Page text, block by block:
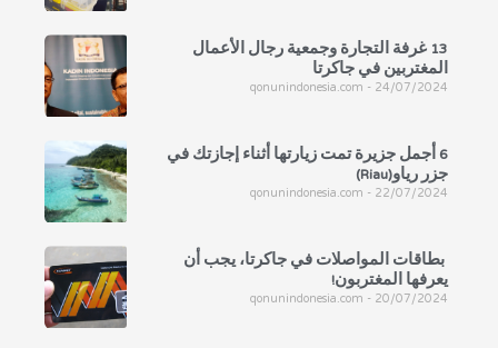
13 غرفة التجارة وجمعية رجال الأعمال
المغتربين في جاكرتا
qonunindonesia.com 24/07/2024
6 أجمل جزيرة تمت زيارتها أثناء إجازتك في
جزر رياو(Riau)
qonunindonesia.com 22/07/2024
بطاقات المواصلات في جاكرتا، يجب أن
يعرفها المغتربون!
qonunindonesia.com 20/07/2024